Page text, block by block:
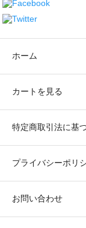
ホーム
カートを見る
特定商取引法に基
プライバシーポリ
お問い合わせ